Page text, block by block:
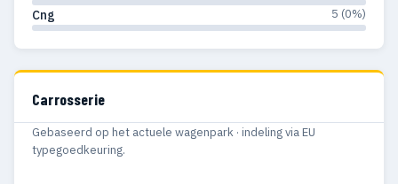
1974 50 21
1972
1971 34
Cng 5 (0%)
Carrosserie
Gebaseerd op het actuele wagenpark · indeling via EU
typegoedkeuring.